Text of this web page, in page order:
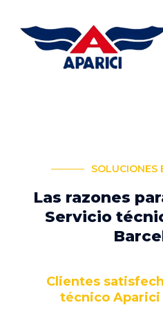
SOLUCIONES
Las razones
Servicio
Clientes
técnico Aparici